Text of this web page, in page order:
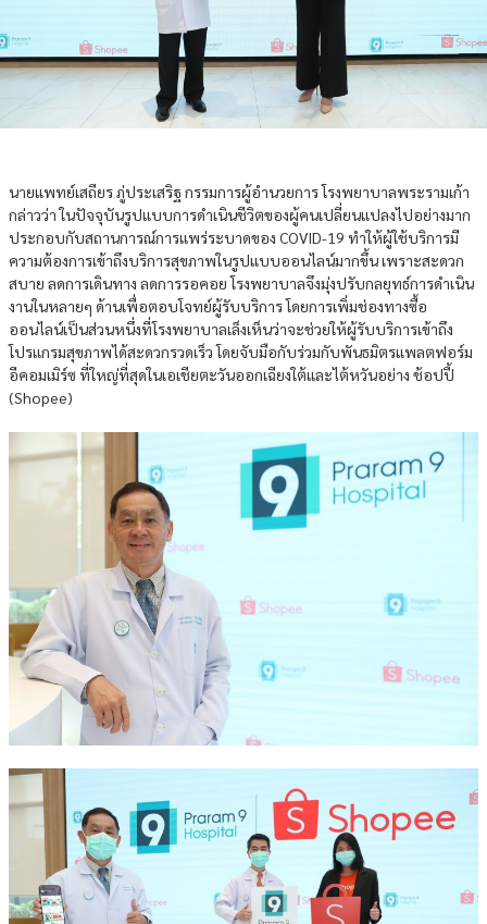
นายแพทย์เสถียร ภู่ประเสริฐ กรรมการผู้อำนวยการ โรงพยาบาลพระรามเก้า
กล่าวว่า ในปัจจุบันรูปแบบการดำเนินชีวิตของผู้คนเปลี่ยนแปลงไปอย่างมาก
ประกอบกับสถานการณ์การแพร่ระบาดของ COVID-19 ทำให้ผู้ใช้บริการมี
ความต้องการเข้าถึงบริการสุขภาพในรูปแบบออนไลน์มากขึ้น เพราะสะดวก
สบาย ลดการเดินทาง ลดการรอคอย โรงพยาบาลจึงมุ่งปรับกลยุทธ์การดำเนิน
งานในหลายๆ ด้านเพื่อตอบโจทย์ผู้รับบริการ โดยการเพิ่มช่องทางซื้อ
ออนไลน์เป็นส่วนหนึ่งที่โรงพยาบาลเล็งเห็นว่าจะช่วยให้ผู้รับบริการเข้าถึง
โปรแกรมสุขภาพได้สะดวกรวดเร็ว โดยจับมือกับร่วมกับพันธมิตรแพลตฟอร์ม
อีคอมเมิร์ซ ที่ใหญ่ที่สุดในเอเชียตะวันออกเฉียงใต้และไต้หวันอย่าง ช้อปปี้
(Shopee)